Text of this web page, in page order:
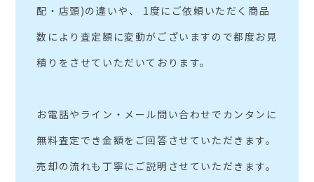
配・店頭)の違いや、 1度にご依頼いただく商品
数により査定額に変動がございますので都度お見
積りをさせていただいております。
お電話やライン・メール問い合わせでカンタンに
無料査定でき金額をご回答させていただきます。
売却の流れも丁寧にご説明させていただきます。